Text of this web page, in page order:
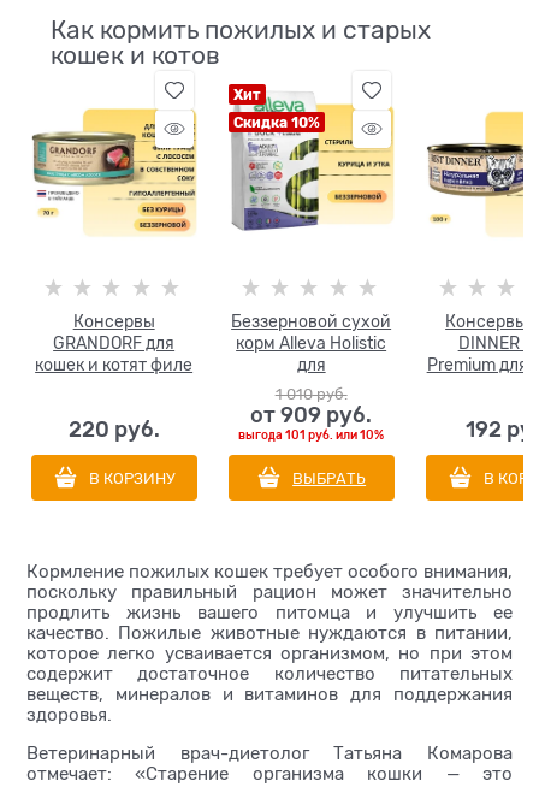
Как кормить пожилых и старых
кошек и котов
Консервы
GRANDORF для
кошек и котят филе
220 руб.
В КОРЗИНУ
Хит
Скидка 10%
Беззерновой сухой
корм Alleva Holistic
для
стерилизованных
котов и кошек с
курицей и уткой
(Chicken & Duck
Neutered Cat)
1 010 руб.
от909 руб.
выгода101 руб. или10%
ВЫБРАТЬ
Консервы
DINNER
Premium для
192
В
Кормление пожилых кошек требует особого внимания,
поскольку правильный рацион может значительно
продлить жизнь вашего питомца и улучшить ее
качество. Пожилые животные нуждаются в питании,
которое легко усваивается организмом, но при этом
содержит достаточное количество питательных
веществ, минералов и витаминов для поддержания
здоровья.
Ветеринарный врач-диетолог Татьяна Комарова
отмечает: «Старение организма кошки — это